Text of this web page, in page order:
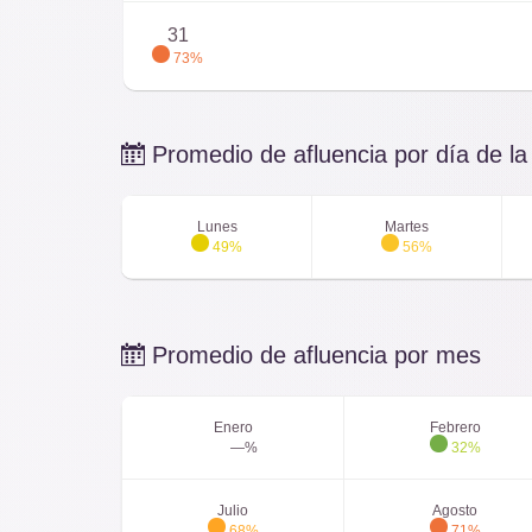
31
73%
Promedio de afluencia por día de
Lunes
49%
Martes
56%
Promedio de afluencia por mes
Enero
—%
Febrero
32%
Julio
Agosto